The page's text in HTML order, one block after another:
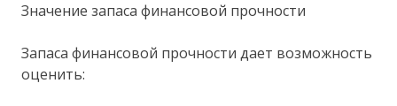
Значение запаса финансовой прочности
Запаса финансовой прочности дает возможность
оценить: